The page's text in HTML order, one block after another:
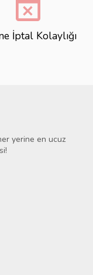
event_busy
İptal Kolaylığı
yerine en ucuz